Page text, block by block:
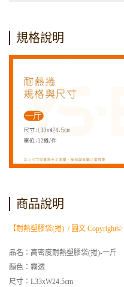
規格說明
商品說明
【耐熱塑膠袋(捲) / 圖文 Copyright©
品名：高密度耐熱塑膠袋(捲)-一斤
顏色：霧透
尺寸：L33xW24.5cm